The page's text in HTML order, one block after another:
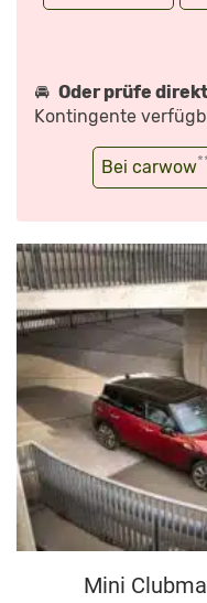
🚘 Oder prüfe
Kontingente
Bei carwow
Mini